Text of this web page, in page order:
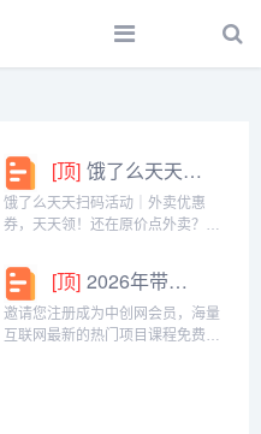
[顶] 饿了么天天扫码活动｜外卖优惠券，天天领！
饿了么天天扫码活动｜外卖优惠
券，天天领！还在原价点外卖？你
码活动」，用微信扫一扫，就能领
外卖专属优惠券，先领券再下单，
省钱更划算！优惠覆盖全场景早餐
汉堡、午餐快餐、晚餐炸...
[顶] 2026年带你闷声赚大钱，轻松月赚1000+
邀请您注册成为中创网会员，海量
互联网最新的热门项目课程免费学